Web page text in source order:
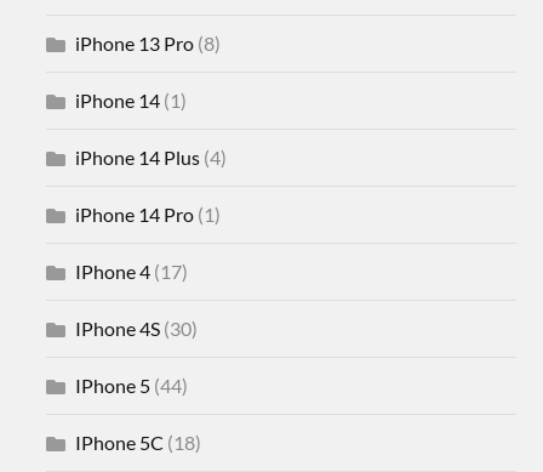
iPhone 13 Pro (8)
iPhone 14 (1)
iPhone 14 Plus (4)
iPhone 14 Pro (1)
IPhone 4 (17)
IPhone 4S (30)
IPhone 5 (44)
IPhone 5C (18)